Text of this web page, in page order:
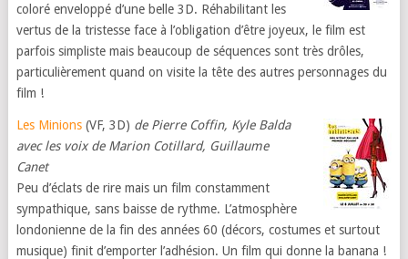
coloré enveloppé d’une belle 3D. Réhabilitant les
vertus de la tristesse face à l’obligation d’être joyeux, le film est
parfois simpliste mais beaucoup de séquences sont très drôles,
particulièrement quand on visite la tête des autres personnages du
film !
Les Minions(VF, 3D) de Pierre Coffin, Kyle Balda
avec les voix de Marion Cotillard, Guillaume
Canet
Peu d’éclats de rire mais un film constamment
sympathique, sans baisse de rythme. L’atmosphère
londonienne de la fin des années 60 (décors, costumes et surtout
musique) finit d’emporter l’adhésion. Un film qui donne la banana !